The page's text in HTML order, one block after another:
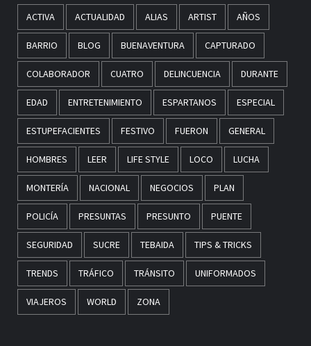
ACTIVA ACTUALIDAD ALIAS ARTIST AÑOS
BARRIO BLOG BUENAVENTURA CAPTURADO
COLABORADOR CUATRO DELINCUENCIA DURANTE
EDAD ENTRETENIMIENTO ESPARTANOS ESPECIAL
ESTUPEFACIENTES FESTIVO FUERON GENERAL
HOMBRES LEER LIFE STYLE LOCO LUCHA
MONTERÍA NACIONAL NEGOCIOS PLAN
POLICÍA PRESUNTAS PRESUNTO PUENTE
SEGURIDAD SUCRE TEBAIDA TIPS & TRICKS
TRENDS TRÁFICO TRÁNSITO UNIFORMADOS
VIAJEROS WORLD ZONA